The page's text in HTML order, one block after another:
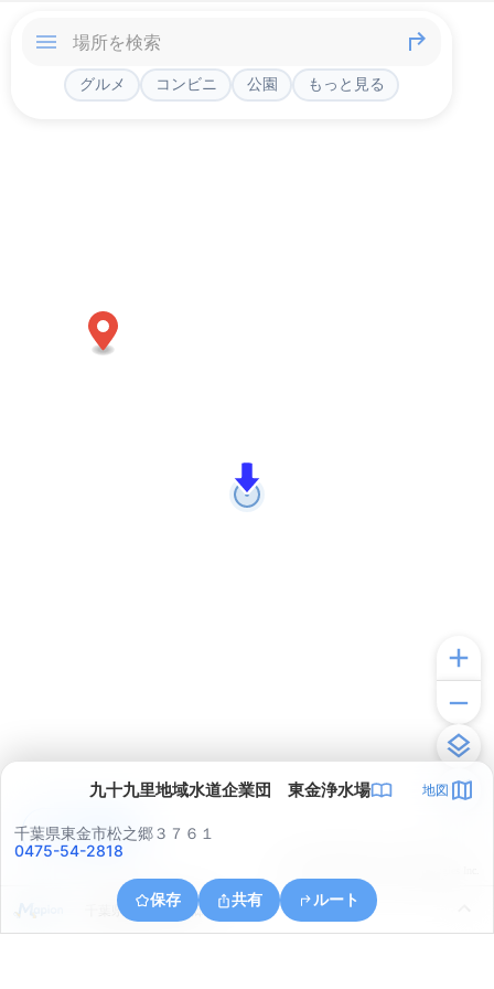
グルメ コンビニ 公園 もっと見る
九十九里地域水道企業団 東金浄水場 地図
千葉県東金市松之郷３７６１
0475-54-2818
保存 共有 ルート
千葉県東金市松之郷
アプリで見る